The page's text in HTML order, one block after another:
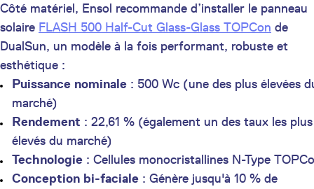
Côté matériel, Ensol recommande d’installer le panneau
solaire FLASH 500 Half-Cut Glass-Glass TOPCon de
DualSun, un modèle à la fois performant, robuste et
esthétique :
Puissance nominale : 500 Wc (une des plus élevées
marché)
Rendement : 22,61 % (également un des taux les plus
élevés du marché)
Technologie : Cellules monocristallines N-Type
Conception bi-faciale : Génère jusqu'à 10 % de